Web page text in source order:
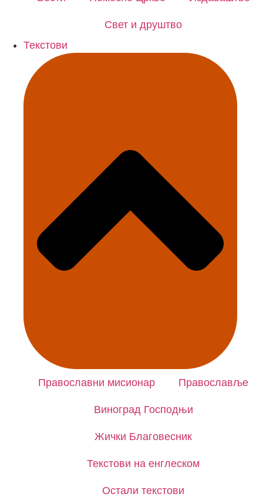
Свет и друштво
Текстови
Православни мисионар Православље
Виноград Господњи
Жички Благовесник
Текстови на енглеском
Остали текстови